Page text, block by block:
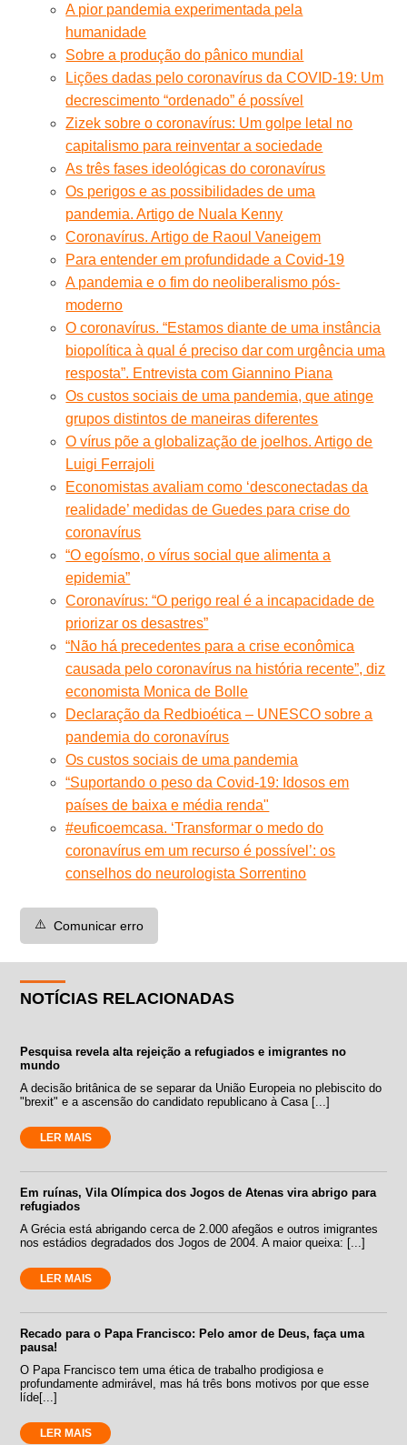
A pior pandemia experimentada pela
humanidade
Sobre a produção do pânico mundial
Lições dadas pelo coronavírus da COVID-19: Um
decrescimento “ordenado” é possível
Zizek sobre o coronavírus: Um golpe letal no
capitalismo para reinventar a sociedade
As três fases ideológicas do coronavírus
Os perigos e as possibilidades de uma
pandemia. Artigo de Nuala Kenny
Coronavírus. Artigo de Raoul Vaneigem
Para entender em profundidade a Covid-19
A pandemia e o fim do neoliberalismo pós-
moderno
O coronavírus. “Estamos diante de uma instância
biopolítica à qual é preciso dar com urgência uma
resposta”. Entrevista com Giannino Piana
Os custos sociais de uma pandemia, que atinge
grupos distintos de maneiras diferentes
O vírus põe a globalização de joelhos. Artigo de
Luigi Ferrajoli
Economistas avaliam como ‘desconectadas da
realidade’ medidas de Guedes para crise do
coronavírus
“O egoísmo, o vírus social que alimenta a
epidemia”
Coronavírus: “O perigo real é a incapacidade de
priorizar os desastres”
“Não há precedentes para a crise econômica
causada pelo coronavírus na história recente”, diz
economista Monica de Bolle
Declaração da Redbioética – UNESCO sobre a
pandemia do coronavírus
Os custos sociais de uma pandemia
“Suportando o peso da Covid-19: Idosos em
países de baixa e média renda"
#euficoemcasa. ‘Transformar o medo do
coronavírus em um recurso é possível’: os
conselhos do neurologista Sorrentino
⚠️ Comunicar erro
NOTÍCIAS RELACIONADAS
Pesquisa revela alta rejeição a refugiados e imigrantes no
mundo
A decisão britânica de se separar da União Europeia no plebiscito do
"brexit" e a ascensão do candidato republicano à Casa [...]
LER MAIS
Em ruínas, Vila Olímpica dos Jogos de Atenas vira abrigo para
refugiados
A Grécia está abrigando cerca de 2.000 afegãos e outros imigrantes
nos estádios degradados dos Jogos de 2004. A maior queixa: [...]
LER MAIS
Recado para o Papa Francisco: Pelo amor de Deus, faça uma
pausa!
O Papa Francisco tem uma ética de trabalho prodigiosa e
profundamente admirável, mas há três bons motivos por que esse
líde[...]
LER MAIS